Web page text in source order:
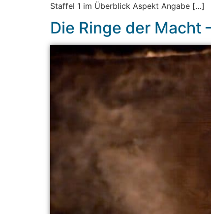
Staffel 1 im Überblick Aspekt Angabe […]
Die Ringe der Macht